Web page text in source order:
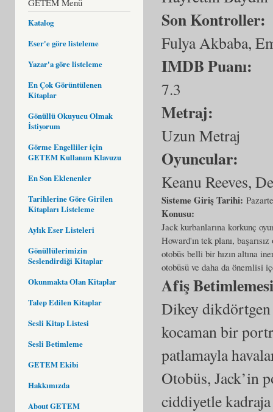
Katalog
Eser'e göre listeleme
Yazar'a göre listeleme
En Çok Görüntülenen
Kitaplar
Gönüllü Okuyucu Olmak
İstiyorum
Görme Engelliler için
GETEM Kullanım Klavuzu
En Son Eklenenler
Tarihlerine Göre Girilen
Kitapları Listeleme
Aylık Eser Listeleri
Gönüllülerimizin
Seslendirdiği Kitaplar
Okunmakta Olan Kitaplar
Talep Edilen Kitaplar
Sesli Kitap Listesi
Sesli Betimleme
GETEM Ekibi
Hakkımızda
About GETEM
Son Kontroller:
Fulya Akbaba,
IMDB Puanı:
7.3
Metraj:
Uzun Metraj
Oyuncular:
Keanu Reeves,
Sisteme Giriş Tarihi:
Konusu:
Jack kurbanlarına korkunç
Howard'ın tek planı,
otobüs belli bir hızın altına
otobüsü ve daha da önemlisi
Afiş
Dikey dikdörtgen
kocaman bir
patlamayla
Otobüs, Jack’in
ciddiyetle kadraja